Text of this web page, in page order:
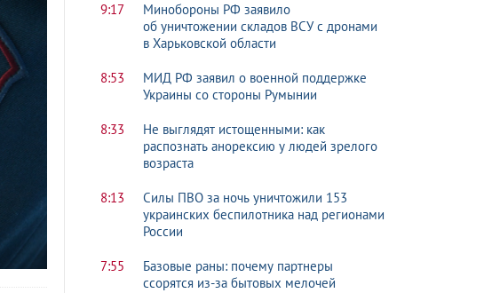
9:17
Минобороны РФ заявило
об уничтожении складов ВСУ с дронами
в Харьковской области
8:53
МИД РФ заявил о военной поддержке
Украины со стороны Румынии
8:33
Не выглядят истощенными: как
распознать анорексию у людей зрелого
возраста
8:13
Силы ПВО за ночь уничтожили 153
украинских беспилотника над регионами
России
7:55
Базовые раны: почему партнеры
ссорятся из-за бытовых мелочей